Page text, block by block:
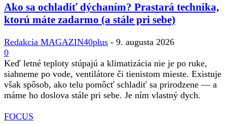
Ako sa ochladiť dýchaním? Prastará technika,
ktorú máte zadarmo (a stále pri sebe)
Redakcia MAGAZIN40plus - 9. augusta 2026
0
Keď letné teploty stúpajú a klimatizácia nie je po ruke,
siahneme po vode, ventilátore či tienistom mieste. Existuje
však spôsob, ako telu pomôcť schladiť sa prirodzene — a
máme ho doslova stále pri sebe. Je ním vlastný dych.
FOCUS